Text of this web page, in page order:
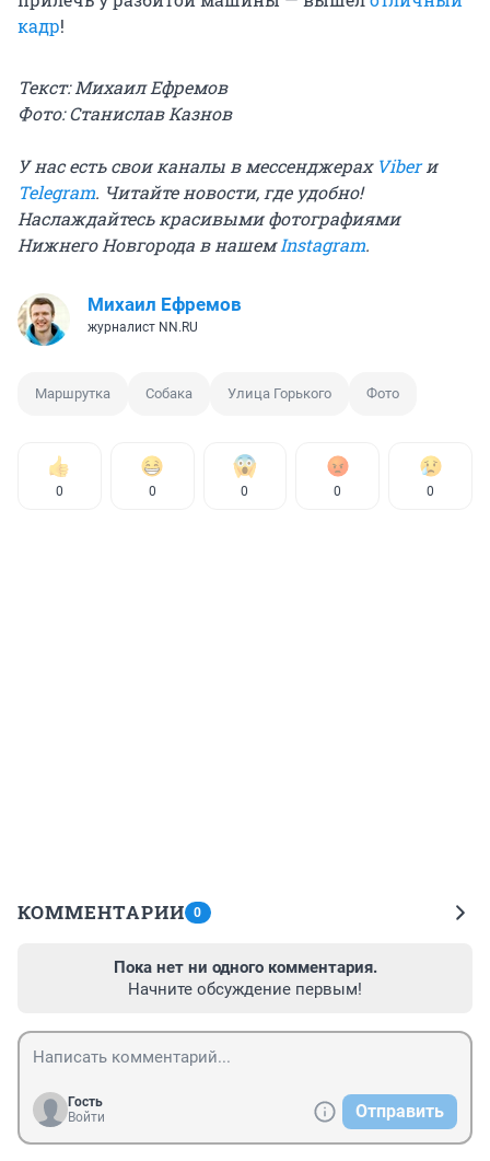
кадр!
Текст: Михаил Ефремов
Фото: Станислав Казнов
У нас есть свои каналы в мессенджерах Viberи
Telegram. Читайте новости, где удобно!
Наслаждайтесь красивыми фотографиями
Нижнего Новгорода в нашемInstagram.
Михаил Ефремов
журналист NN.RU
Маршрутка Собака Улица Горького Фото
0 0 0 0 0
КОММЕНТАРИИ 0
Пока нет ни одного комментария.
Начните обсуждение первым!
Гость
Войти
Отправить